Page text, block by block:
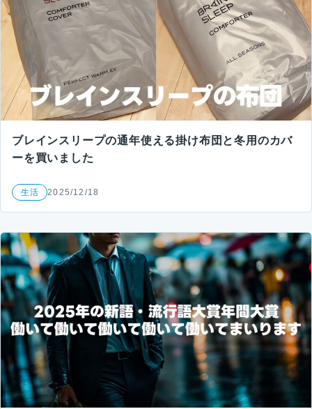
ブレインスリープの通年使える掛け布団と冬用のカバ
ーを買いました
生活 2025/12/18